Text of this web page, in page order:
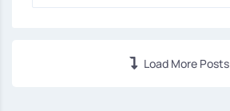
Load More Posts